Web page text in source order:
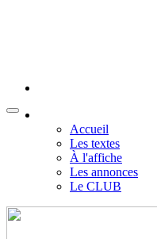
Accueil
Les textes
À l'affiche
Les annonces
Le CLUB